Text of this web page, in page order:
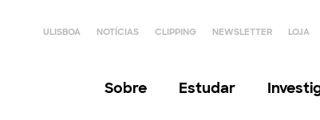
ULISBOA NOTÍCIAS CLIPPING NEWSLETTER LOJA
Sobre Estudar